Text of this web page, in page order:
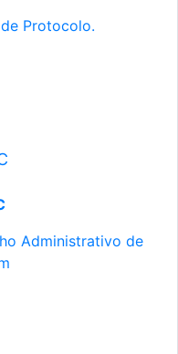
Protocolo.
Administrativo de